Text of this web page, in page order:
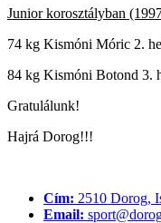
Junior korosztályban
74 kg Kismóni Móric 2.
84 kg Kismóni Botond 3.
Gratulálunk!
Hajrá Dorog!!!
Cím: 2510 Dorog,
Email: